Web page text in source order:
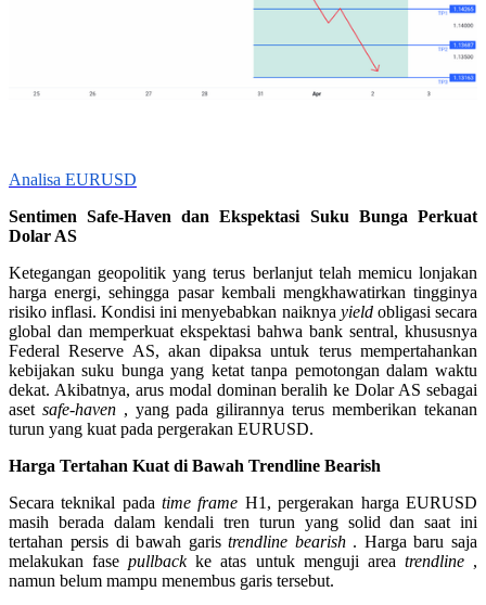
Analisa EURUSD
Sentimen Safe-Haven dan Ekspektasi Suku Bunga Perkuat
Dolar AS
Ketegangan geopolitik yang terus berlanjut telah memicu lonjakan
harga energi, sehingga pasar kembali mengkhawatirkan tingginya
risiko inflasi. Kondisi ini menyebabkan naiknya yield obligasi secara
global dan memperkuat ekspektasi bahwa bank sentral, khususnya
Federal Reserve AS, akan dipaksa untuk terus mempertahankan
kebijakan suku bunga yang ketat tanpa pemotongan dalam waktu
dekat. Akibatnya, arus modal dominan beralih ke Dolar AS sebagai
aset safe-haven , yang pada gilirannya terus memberikan tekanan
turun yang kuat pada pergerakan EURUSD.
Harga Tertahan Kuat di Bawah Trendline Bearish
Secara teknikal padatime frame H1, pergerakan harga EURUSD
masih berada dalam kendali tren turun yang solid dan saat ini
tertahan persis di bawah garistrendline bearish . Harga baru saja
melakukan fasepullback ke atas untuk menguji area trendline ,
namun belum mampu menembus garis tersebut.